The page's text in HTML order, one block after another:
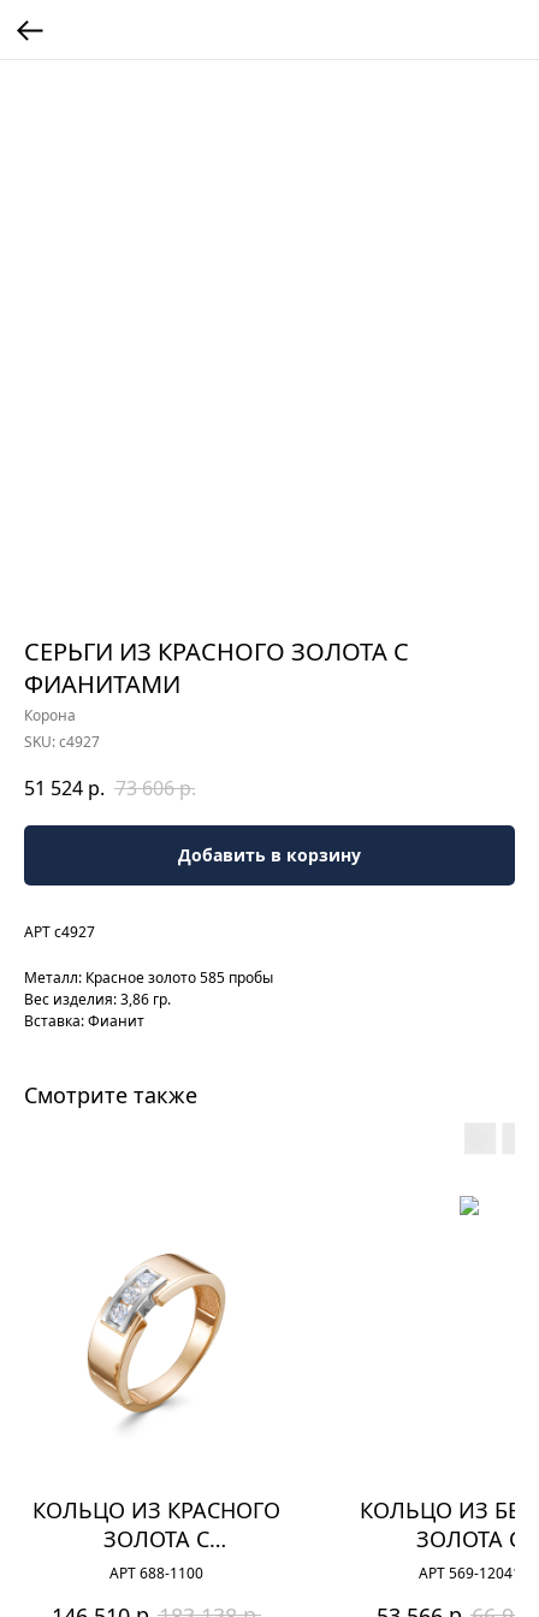
СЕРЬГИ ИЗ КРАСНОГО ЗОЛОТА С
ФИАНИТАМИ
Корона
SKU:с4927
51 524 р. 73 606р.
Добавить в корзину
АРТ с4927
Металл: Красное золото 585 пробы
Вес изделия: 3,86 гр.
Вставка: Фианит
Смотрите также
КОЛЬЦО ИЗ КРАСНОГО
ЗОЛОТА С
БРИЛЛИАНТАМИ
АРТ 688-1100
КОЛЬЦО ИЗ
ЗОЛОТА С
АРТ 569-12041